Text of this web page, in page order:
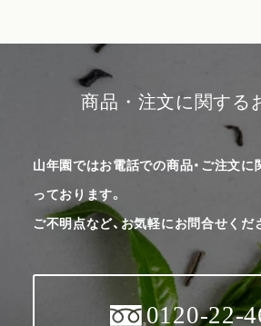
商品・注文に関する
山年園ではお電話での商品・ご注文に
っております。
ご不明点など、お気軽にお問合せくだ
0120-22-